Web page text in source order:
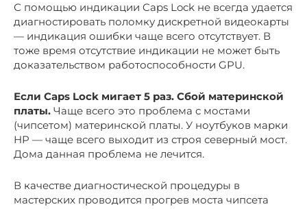
С помощью индикации Caps Lock не всегда удается
диагностировать поломку дискретной видеокарты
— индикация ошибки чаще всего отсутствует. В
тоже время отсутствие индикации не может быть
доказательством работоспособности GPU.
Если Caps Lock мигает 5 раз. Сбой материнской
платы. Чаще всего это проблема с мостами
(чипсетом) материнской платы. У ноутбуков марки
HP — чаще всего выходит из строя северный мост.
Дома данная проблема не лечится.
В качестве диагностической процедуры в
мастерских проводится прогрев моста чипсета